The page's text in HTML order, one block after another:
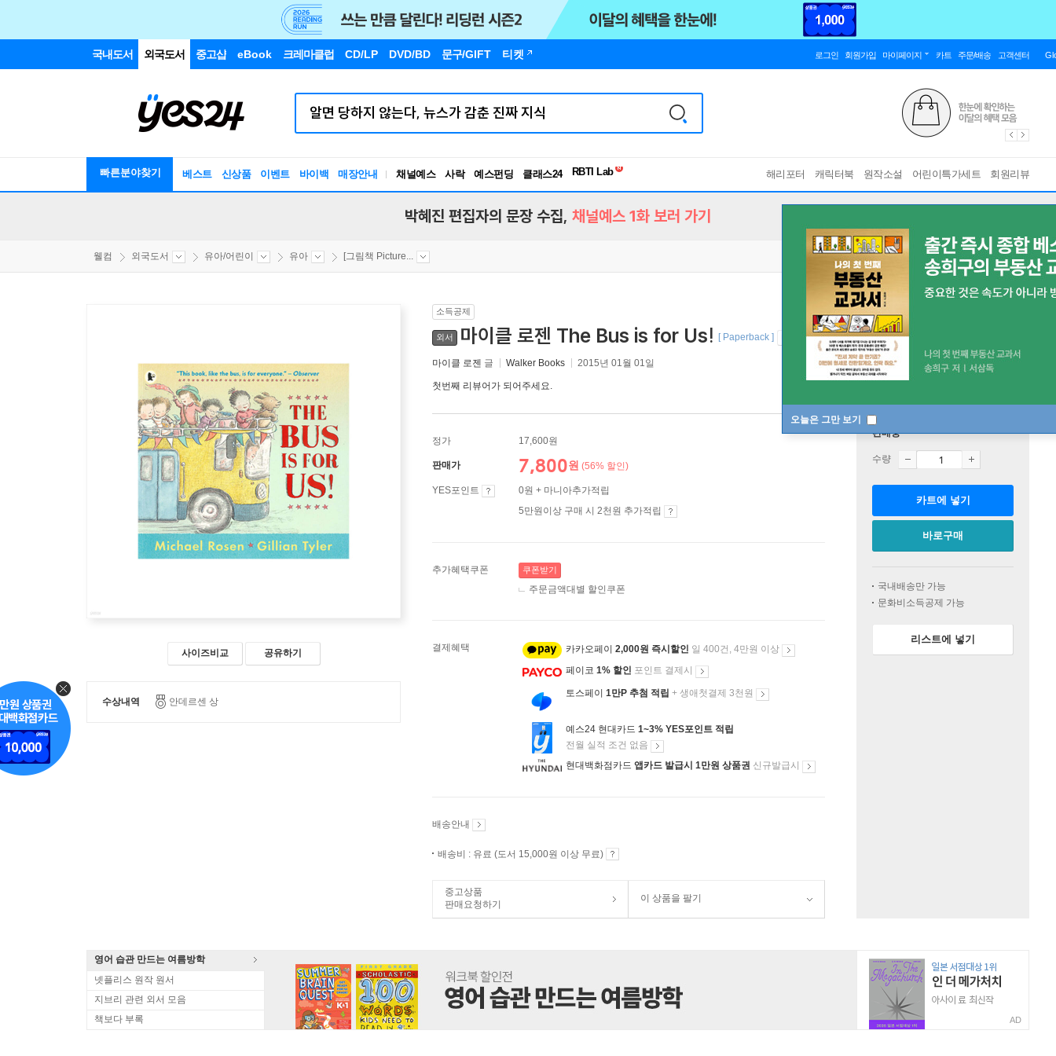
국내도서 외국도서 중고샵 eBook 크레마클럽 CD/LP DVD/BD 문구/GIFT 티켓 로그인 회원가입 마이페이지 카트 주문/배송 고객센터
빠른분야찾기 베스트 신상품 이벤트 바이백 매장안내 채널예스 사락 예스펀딩 클래스24
독서유형검사
해리포터 캐릭터북 원작소설 어린이특가세트 회원리뷰
오늘은 그만 보기
박혜진 편집자의 문장 수집, 채널예스 1화 보러 가기
웰컴 외국도서 유아/어린이 유아 [그림책 Picture...
사이즈비교 공유하기
수상내역 안데르센 상
소득공제
외서 마이클 로젠 The Bus is for Us! [ Paperback ] 바인딩 & 에디션 안내
마이클 로젠 글 Walker Books 2015년 01월 01일
첫번째 리뷰어가 되어주세요.
정가 17,600원
판매가 7,800원 (56% 할인)
YES포인트
0원 + 마니아추가적립
5만원이상 구매 시 2천원 추가적립
추가혜택쿠폰 쿠폰받기
주문금액대별 할인쿠폰
결제혜택 카카오페이 2,000원 즉시할인 일 400건, 4만원 이상
페이코 1% 할인 포인트 결제시
토스페이 1만P 추첨 적립 + 생애첫결제 3천원
예스24 현대카드 1~3% YES포인트 적립
전월 실적 조건 없음
현대백화점카드 앱카드 발급시 1만원 상품권 신규발급시
배송안내
배송비 : 유료 (도서 15,000원 이상 무료)
중고상품
판매요청하기
이 상품을 팔기
판매중
수량
카트에 넣기
바로구매
국내배송만 가능
문화비소득공제 가능
리스트에 넣기
영어 습관 만드는 여름방학
넷플리스 원작 원서
지브리 관련 외서 모음
책보다 부록
AD